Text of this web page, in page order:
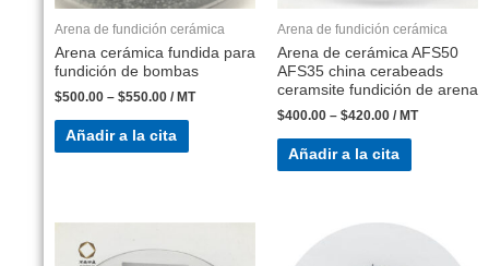
Arena de fundición cerámica
Arena cerámica fundida para
fundición de bombas
$500.00 – $550.00 / MT
Añadir a la cita
Arena de fundición cerámica
Arena de cerámica AFS50
AFS35 china cerabeads
ceramsite fundición de arena
$400.00 – $420.00 / MT
Añadir a la cita